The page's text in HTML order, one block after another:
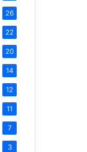
26
22
20
14
12
11
7
3